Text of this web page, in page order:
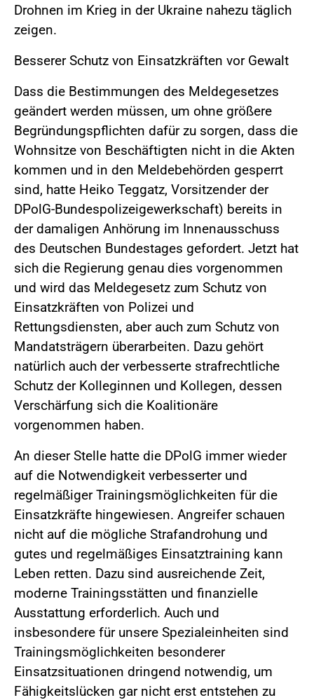
Drohnen im Krieg in der Ukraine nahezu täglich
zeigen.
Besserer Schutz von Einsatzkräften vor Gewalt
Dass die Bestimmungen des Meldegesetzes
geändert werden müssen, um ohne größere
Begründungspflichten dafür zu sorgen, dass die
Wohnsitze von Beschäftigten nicht in die Akten
kommen und in den Meldebehörden gesperrt
sind, hatte Heiko Teggatz, Vorsitzender der
DPolG-Bundespolizeigewerkschaft) bereits in
der damaligen Anhörung im Innenausschuss
des Deutschen Bundestages gefordert. Jetzt hat
sich die Regierung genau dies vorgenommen
und wird das Meldegesetz zum Schutz von
Einsatzkräften von Polizei und
Rettungsdiensten, aber auch zum Schutz von
Mandatsträgern überarbeiten. Dazu gehört
natürlich auch der verbesserte strafrechtliche
Schutz der Kolleginnen und Kollegen, dessen
Verschärfung sich die Koalitionäre
vorgenommen haben.
An dieser Stelle hatte die DPolG immer wieder
auf die Notwendigkeit verbesserter und
regelmäßiger Trainingsmöglichkeiten für die
Einsatzkräfte hingewiesen. Angreifer schauen
nicht auf die mögliche Strafandrohung und
gutes und regelmäßiges Einsatztraining kann
Leben retten. Dazu sind ausreichende Zeit,
moderne Trainingsstätten und finanzielle
Ausstattung erforderlich. Auch und
insbesondere für unsere Spezialeinheiten sind
Trainingsmöglichkeiten besonderer
Einsatzsituationen dringend notwendig, um
Fähigkeitslücken gar nicht erst entstehen zu